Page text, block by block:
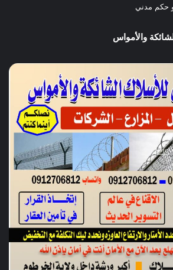
حكم مدني
والأمواس